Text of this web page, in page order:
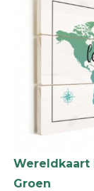
Wereldkaart
Groen